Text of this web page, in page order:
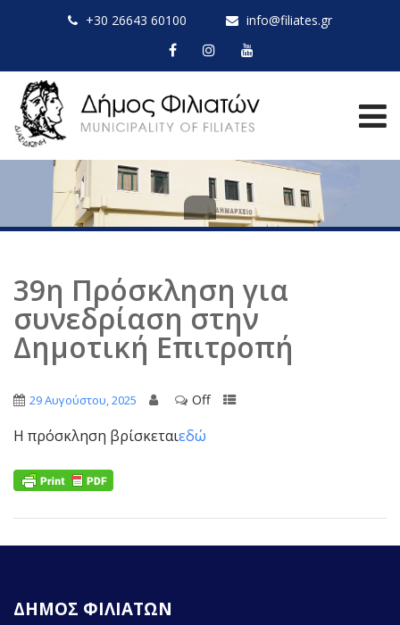
+30 26643 60100 info@filiates.gr
39η Πρόσκληση για
συνεδρίαση στην
Δημοτική Επιτροπή
29 Αυγούστου, 2025 Off
Η πρόσκληση βρίσκεταιεδώ
ΔΗΜΟΣ ΦΙΛΙΑΤΩΝ